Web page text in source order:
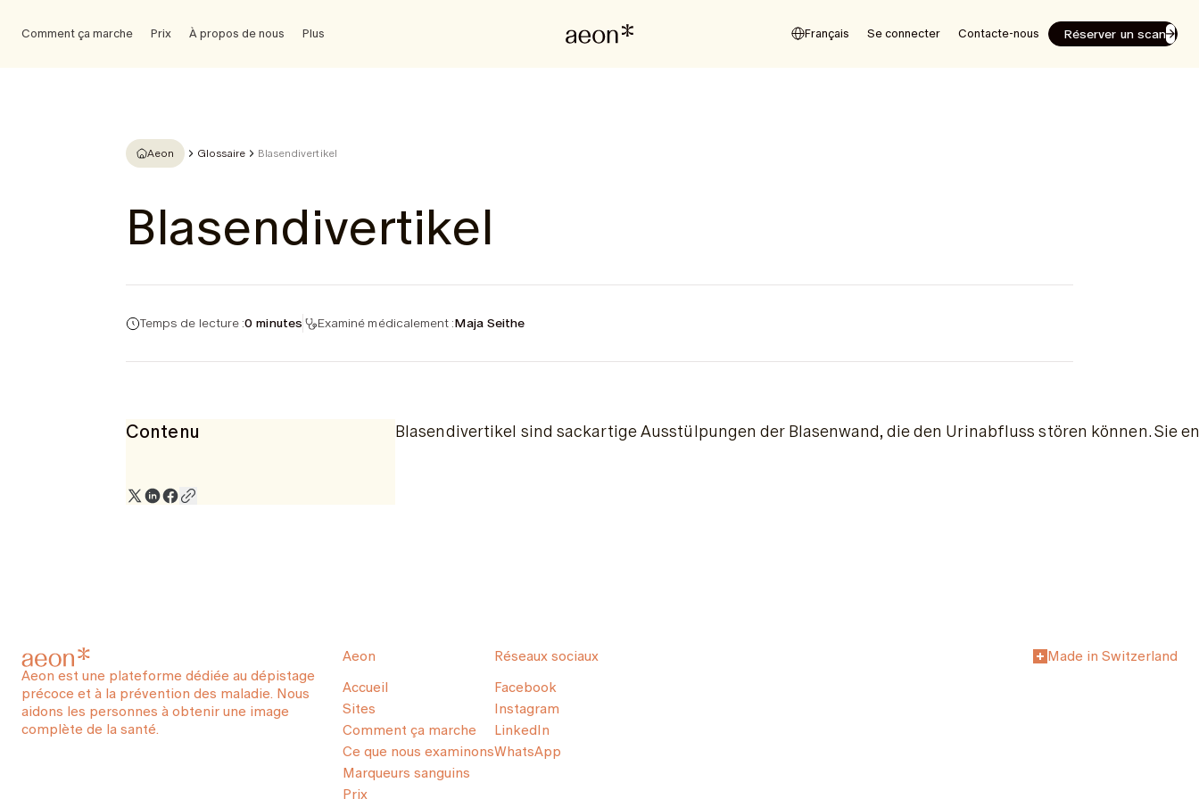
Comment ça marche Prix À propos de nous Plus Français Se connecter Contacte-nous Réserver un scan
Aeon Glossaire Blasendivertikel
Blasendivertikel
Temps de lecture :0 minutes Examiné médicalement :Maja Seithe
Contenu Blasendivertikel sind sackartige Ausstülpungen der Blasenwand, die den Urinabfluss stören können.
Aeon est une plateforme dédiée au dépistage
précoce et à la prévention des maladie. Nous
aidons les personnes à obtenir une image
complète de la santé.
Aeon
Accueil
Sites
Comment ça marche
Ce que nous examinons
Marqueurs sanguins
Prix
Réseaux sociaux
Facebook
Instagram
LinkedIn
WhatsApp
Made in Switzerland